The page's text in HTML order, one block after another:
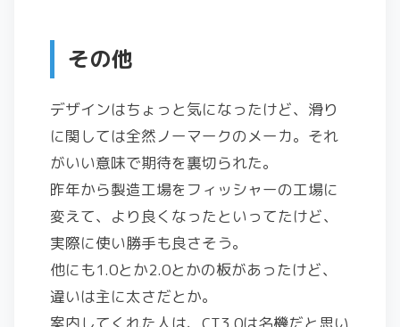
その他
デザインはちょっと気になったけど、滑り
に関しては全然ノーマークのメーカ。それ
がいい意味で期待を裏切られた。
昨年から製造工場をフィッシャーの工場に
変えて、より良くなったといってたけど、
実際に使い勝手も良さそう。
他にも1.0とか2.0とかの板があったけど、
違いは主に太さだとか。